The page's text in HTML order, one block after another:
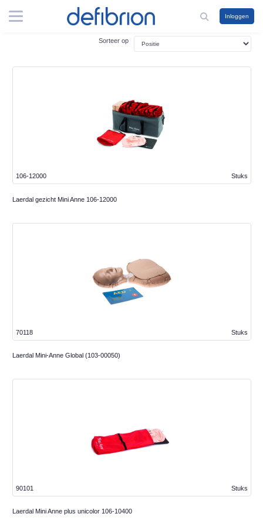
Inloggen
Sorteer op
Stuks
106-12000
Laerdal gezicht Mini Anne 106-12000
Stuks
70118
Laerdal Mini-Anne Global (103-00050)
Stuks
90101
Laerdal Mini Anne plus unicolor 106-10400